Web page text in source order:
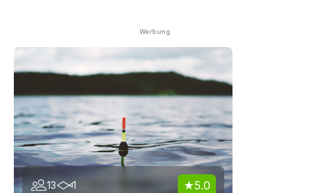
Werbung
13 1 5.0